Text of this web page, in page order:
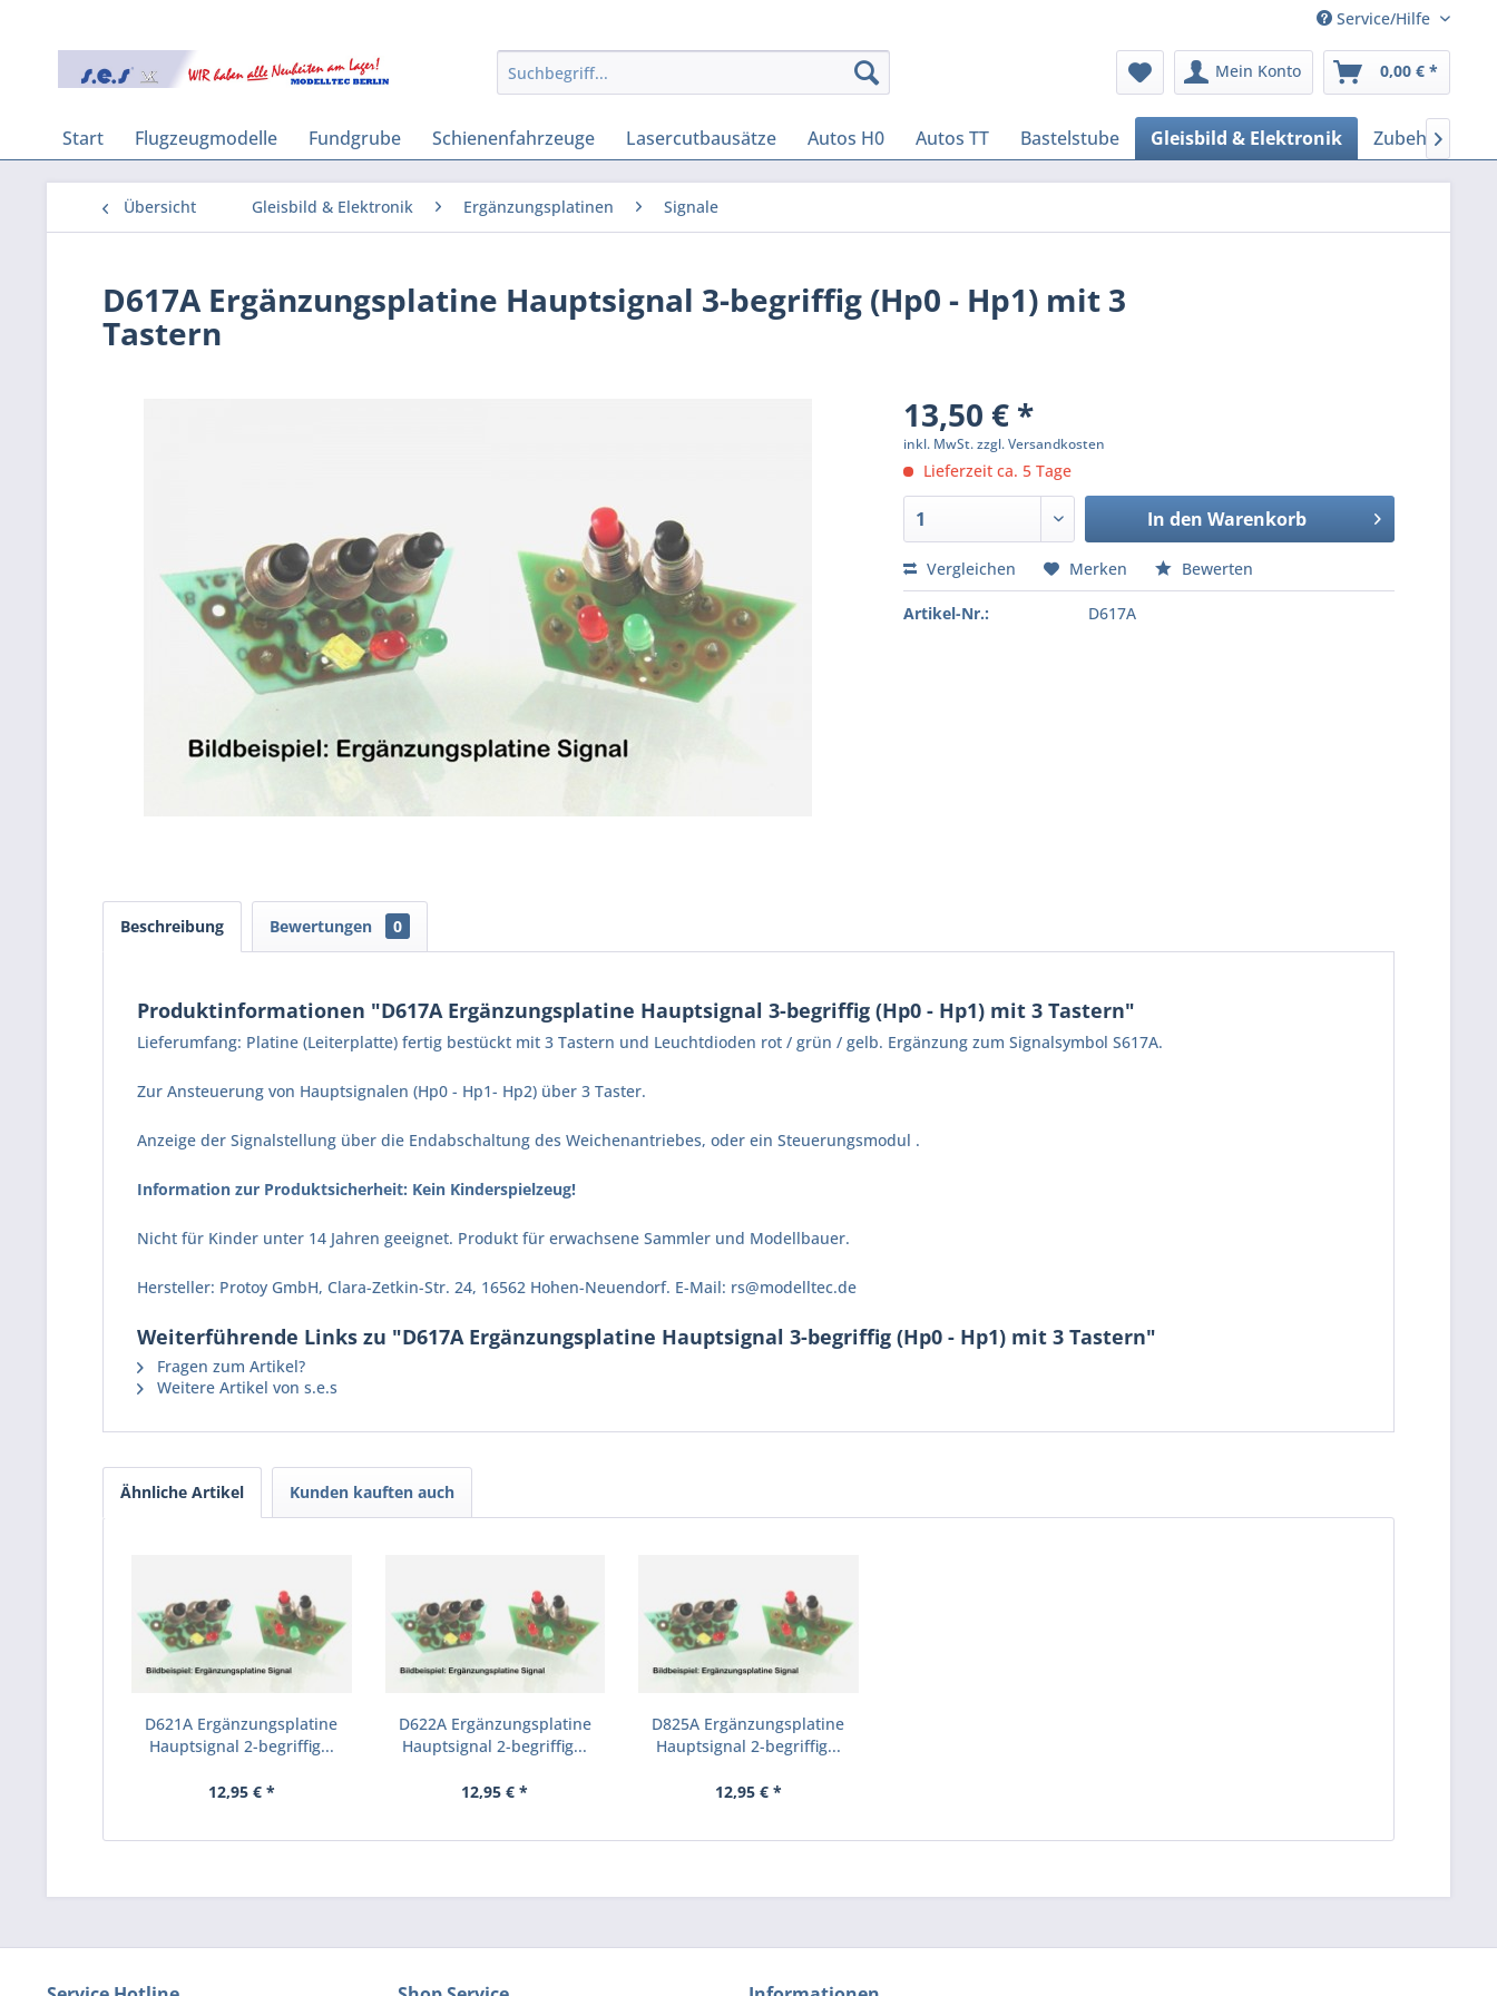
Service/Hilfe
Mein Konto 0,00 € *
Start Flugzeugmodelle Fundgrube Schienenfahrzeuge Lasercutbausätze Autos H0 Autos TT Bastelstube Gleisbild & Elektronik Zubehör

Übersicht Gleisbild & Elektronik Ergänzungsplatinen Signale
D617A Ergänzungsplatine Hauptsignal 3-begriffig (Hp0 - Hp1) mit 3
Tastern
13,50 € *
inkl. MwSt.zzgl. Versandkosten
Lieferzeit ca. 5 Tage
In den Warenkorb
Vergleichen Merken Bewerten
Artikel-Nr.: D617A
Beschreibung Bewertungen 0
Produktinformationen "D617A Ergänzungsplatine Hauptsignal 3-begriffig (Hp0 - Hp1) mit 3 Tastern"
Lieferumfang: Platine (Leiterplatte) fertig bestückt mit 3 Tastern und Leuchtdioden rot / grün / gelb. Ergänzung zum Signalsymbol S617A.
Zur Ansteuerung von Hauptsignalen (Hp0 - Hp1- Hp2) über 3 Taster.
Anzeige der Signalstellung über die Endabschaltung des Weichenantriebes, oder ein Steuerungsmodul .
Information zur Produktsicherheit: Kein Kinderspielzeug!
Nicht für Kinder unter 14 Jahren geeignet. Produkt für erwachsene Sammler und Modellbauer.
Hersteller: Protoy GmbH, Clara-Zetkin-Str. 24, 16562 Hohen-Neuendorf. E-Mail: rs@modelltec.de
Weiterführende Links zu "D617A Ergänzungsplatine Hauptsignal 3-begriffig (Hp0 - Hp1) mit 3 Tastern"
Fragen zum Artikel?
Weitere Artikel von s.e.s
Ähnliche Artikel Kunden kauften auch
D621A Ergänzungsplatine
Hauptsignal 2-begriffig...
12,95 € *
D622A Ergänzungsplatine
Hauptsignal 2-begriffig...
12,95 € *
D825A Ergänzungsplatine
Hauptsignal 2-begriffig...
12,95 € *